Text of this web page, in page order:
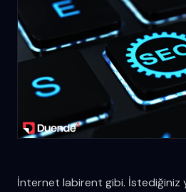
İnternet labirent gibi. İstediğiniz